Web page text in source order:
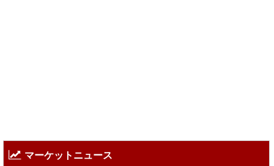
マーケットニュース